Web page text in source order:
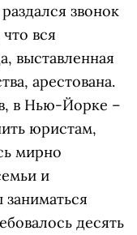
звонок
вся
выставленная
арестована.
в Нью-Йорке –
юристам,
мирно
и
десять